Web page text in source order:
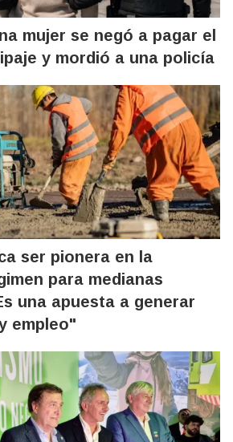
mujer se negó a pagar el
y mordió a una policía
ser pionera en la
para medianas
una apuesta a generar
empleo"